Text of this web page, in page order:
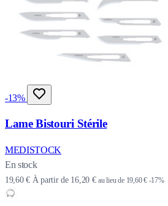
-13%
Lame Bistouri Stérile
MEDISTOCK
En stock
19,60 € À partir de 16,20 € au lieu de 19,60 € -17%